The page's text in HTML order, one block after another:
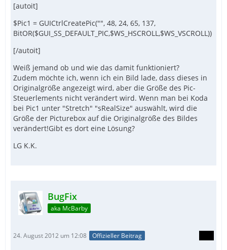
[autoit]
$Pic1 = GUICtrlCreatePic("", 48, 24, 65, 137,
BitOR($GUI_SS_DEFAULT_PIC,$WS_HSCROLL,$WS_VSCROLL))
[/autoit]
Weiß jemand ob und wie das damit funktioniert?
Zudem möchte ich, wenn ich ein Bild lade, dass dieses in
Originalgröße angezeigt wird, aber die Größe des Pic-
Steuerlements nicht verändert wird. Wenn man bei Koda
bei Pic1 unter "Stretch" "sRealSize" auswählt, wird die
Größe der Picturebox auf die Originalgröße des Bildes
verändert!Gibt es dort eine Lösung?
LG K.K.
BugFix
aka McBarby
24. August 2012 um 12:08 Offizieller Beitrag